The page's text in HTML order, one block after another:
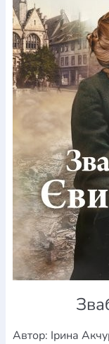
Богослов`я
Шлюб
ПеріодикаАудіо
Закладки для книг
Блокноти
Вироби з кераміки
Навчальні мапи
вироби
Міні-лампи
подарункові
Плакати
Подарункові
Зошити
Календарі
Листівки
Книга в
За додатковою
(097) 880-6379
Автор: Ірина